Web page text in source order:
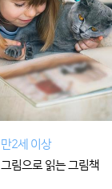
만2세 이상
그림으로 읽는 그림책